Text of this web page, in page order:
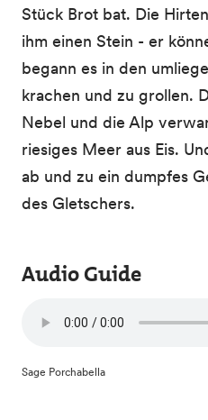
Stück Brot bat. Die
ihm einen Stein - er
begann es in den
krachen und zu grollen.
Nebel und die Alp
riesiges Meer aus Eis.
ab und zu ein dumpfes
des Gletschers.
Audio Guide
Sage Porchabella